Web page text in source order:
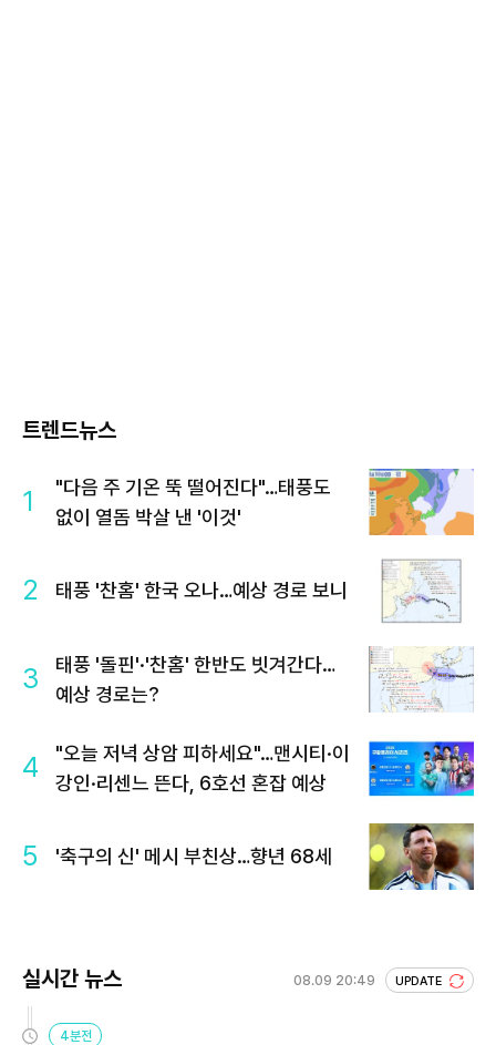
트렌드뉴스
1
"다음 주 기온 뚝 떨어진다"…태풍도
없이 열돔 박살 낸 '이것'
2 태풍 '찬홈' 한국 오나…예상 경로 보니
3
태풍 '돌핀'·'찬홈' 한반도 빗겨간다…
예상 경로는?
4
"오늘 저녁 상암 피하세요"…맨시티·이
강인·리센느 뜬다, 6호선 혼잡 예상
5 '축구의 신' 메시 부친상…향년 68세
실시간 뉴스 08.09 20:49 UPDATE
4분전